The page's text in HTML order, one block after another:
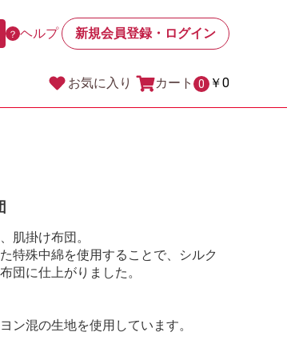
？ ヘルプ 新規会員登録・ログイン
お気に入り カート 0 ￥0
肌掛け布団。
特殊中綿を使用することで、シルク
団に仕上がりました。
ン混の生地を使用しています。